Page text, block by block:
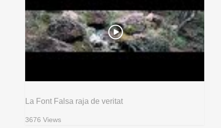
La Font Falsa raja de veritat
3676 Views